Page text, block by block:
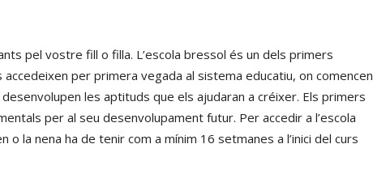
pel vostre fill o filla. L’escola bressol és un dels primers
per primera vegada al sistema educatiu, on comencen
les aptituds que els ajudaran a créixer. Els primers
per al seu desenvolupament futur. Per accedir a l’escola
o la nena ha de tenir com a mínim 16 setmanes a l’inici del curs